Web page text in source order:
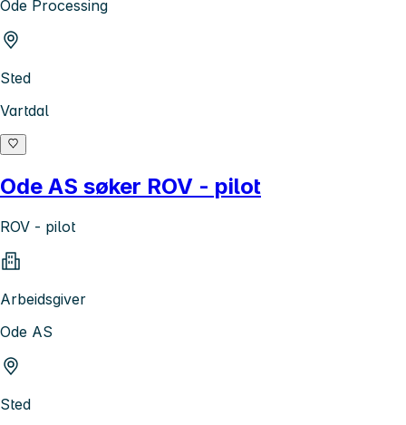
Ode Processing
Sted
Vartdal
Ode AS søker ROV - pilot
ROV - pilot
Arbeidsgiver
Ode AS
Sted